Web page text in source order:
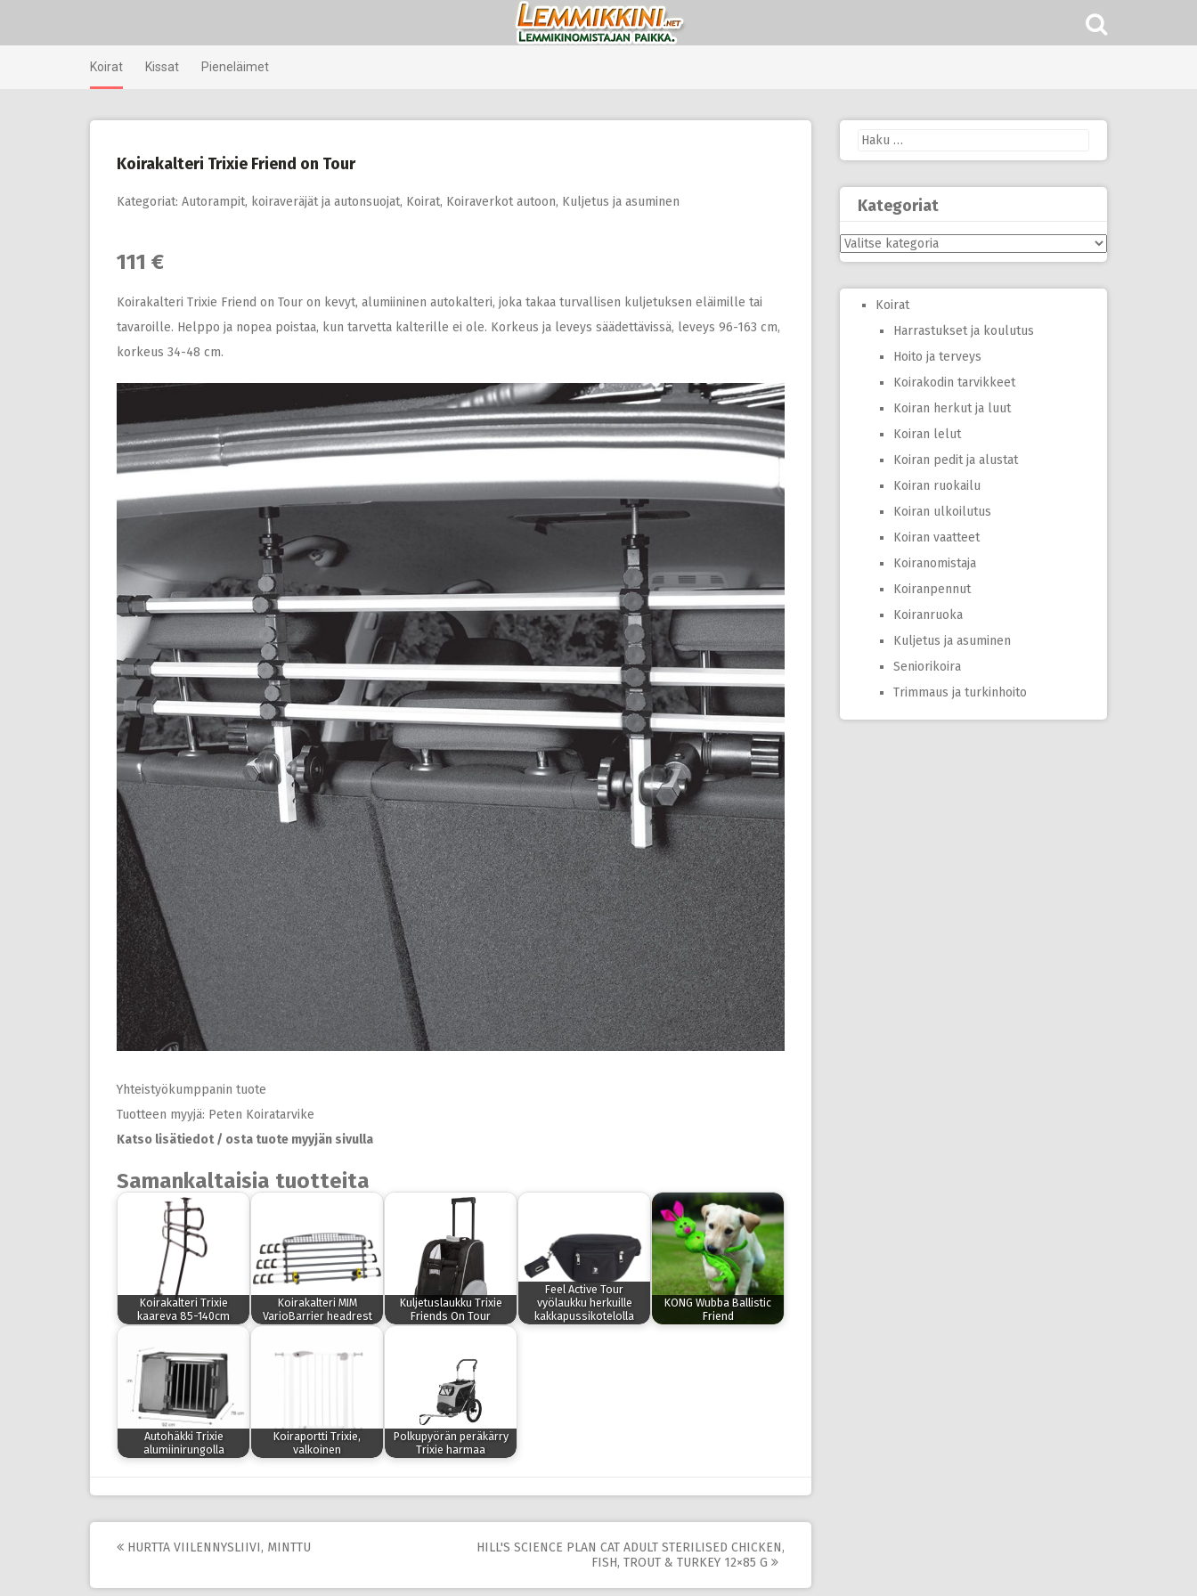
Koirat Kissat Pieneläimet
Koirakalteri Trixie Friend on Tour
Kategoriat: Autorampit, koiraveräjät ja autonsuojat, Koirat, Koiraverkot autoon, Kuljetus ja asuminen
111 €
Koirakalteri Trixie Friend on Tour on kevyt, alumiininen autokalteri, joka takaa turvallisen kuljetuksen eläimille tai
tavaroille. Helppo ja nopea poistaa, kun tarvetta kalterille ei ole. Korkeus ja leveys säädettävissä, leveys 96-163 cm,
korkeus 34-48 cm.
Yhteistyökumppanin tuote
Tuotteen myyjä: Peten Koiratarvike
Katso lisätiedot / osta tuote myyjän sivulla
Samankaltaisia tuotteita
Koirakalteri Trixie
kaareva 85-140cm
Koirakalteri MIM
VarioBarrier headrest
Kuljetuslaukku Trixie
Friends On Tour
Feel Active Tour
vyölaukku herkuille
kakkapussikotelolla
KONG Wubba Ballistic
Friend
Autohäkki Trixie
alumiinirungolla
Koiraportti Trixie,
valkoinen
Polkupyörän peräkärry
Trixie harmaa
Post
HURTTA VIILENNYSLIIVI, MINTTU
HILL'S SCIENCE PLAN CAT ADULT STERILISED CHICKEN,
FISH, TROUT & TURKEY 12×85 G
Haku:
Kategoriat
Kategoriat
Koirat
Harrastukset ja koulutus
Hoito ja terveys
Koirakodin tarvikkeet
Koiran herkut ja luut
Koiran lelut
Koiran pedit ja alustat
Koiran ruokailu
Koiran ulkoilutus
Koiran vaatteet
Koiranomistaja
Koiranpennut
Koiranruoka
Kuljetus ja asuminen
Seniorikoira
Trimmaus ja turkinhoito